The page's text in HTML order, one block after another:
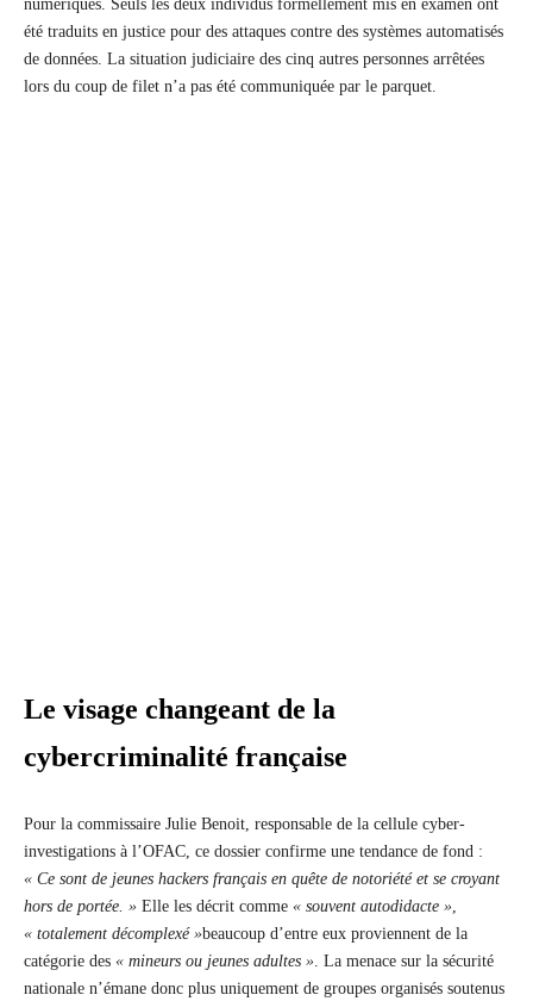
numériques. Seuls les deux individus formellement mis en examen ont
été traduits en justice pour des attaques contre des systèmes automatisés
de données. La situation judiciaire des cinq autres personnes arrêtées
lors du coup de filet n’a pas été communiquée par le parquet.
Le visage changeant de la
cybercriminalité française
Pour la commissaire Julie Benoit, responsable de la cellule cyber-
investigations à l’OFAC, ce dossier confirme une tendance de fond :
« Ce sont de jeunes hackers français en quête de notoriété et se croyant
hors de portée. » Elle les décrit comme « souvent autodidacte »
« totalement décomplexé »beaucoup d’entre eux proviennent de la
catégorie des « mineurs ou jeunes adultes » . La menace sur la sécurité
nationale n’émane donc plus uniquement de groupes organisés soutenus